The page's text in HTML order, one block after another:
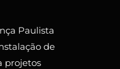
Paulista
de
projetos